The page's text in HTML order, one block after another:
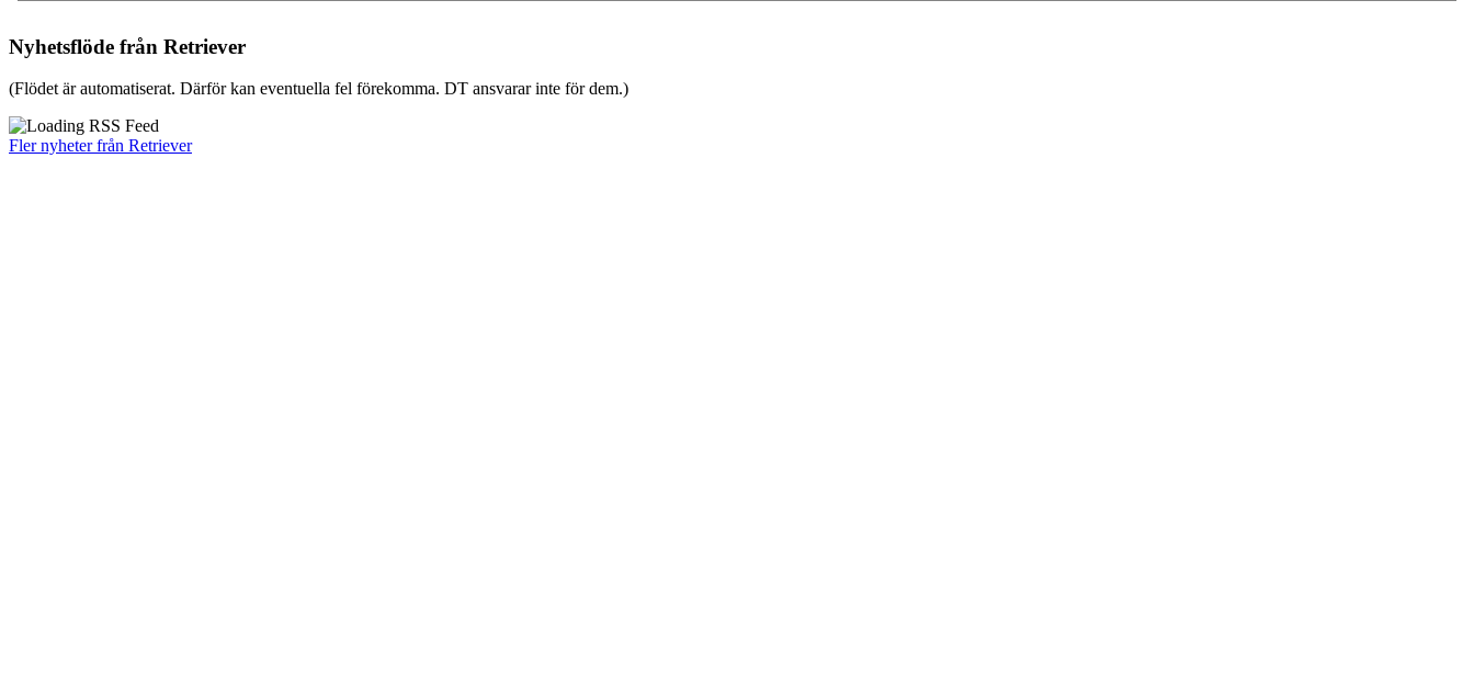
Nyhetsflöde från Retriever
(Flödet är automatiserat. Därför kan eventuella fel förekomma. DT ansvarar inte för dem.)
Fler nyheter från Retriever